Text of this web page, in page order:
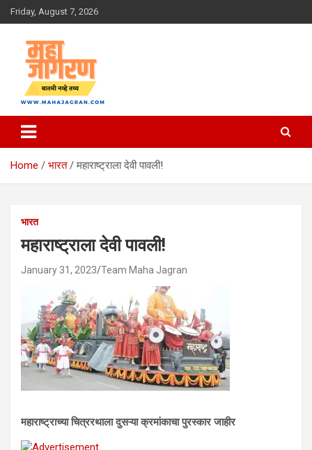
Skip
to
Friday, August 7, 2026
महा जागरण
Home भारत महाराष्ट्राला देवी पावली!
भारत
महाराष्ट्राला देवी पावली!
January 31, 2023 Team Maha Jagran
महाराष्ट्राच्या चित्ररथाला दुसऱ्या क्रमांकाचा पुरस्कार जाहीर